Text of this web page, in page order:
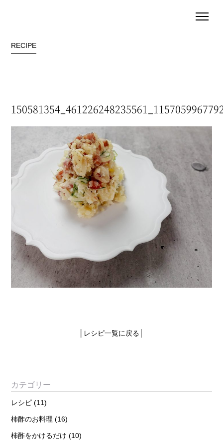
RECIPE
レシピ一覧に戻る
カテゴリー
レシピ (11)
柿酢のお料理 (16)
柿酢をかけるだけ (10)